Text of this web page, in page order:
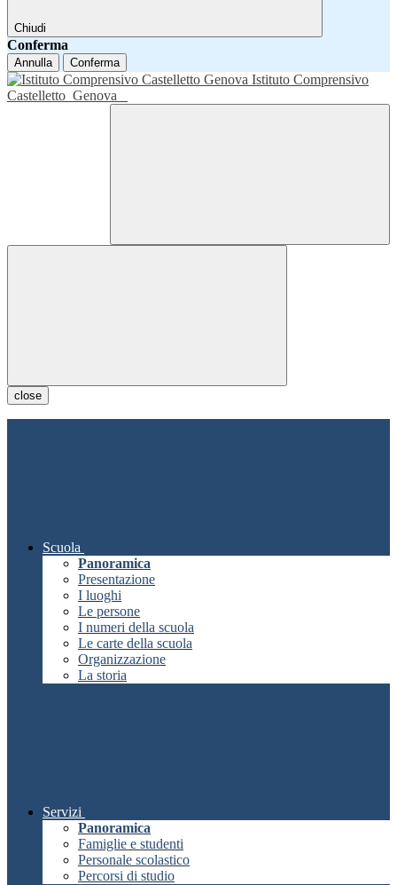
Chiudi
Conferma
Annulla Conferma
Istituto Comprensivo
Castelletto Genova
close
Scuola
Panoramica
Presentazione
I luoghi
Le persone
I numeri della scuola
Le carte della scuola
Organizzazione
La storia
Servizi
Panoramica
Famiglie e studenti
Personale scolastico
Percorsi di studio